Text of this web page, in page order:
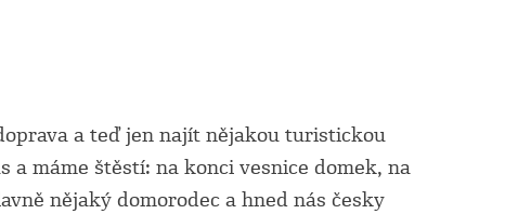
a teď jen najít nějakou turistickou
a máme štěstí: na konci vesnice domek, na
nějaký domorodec a hned nás česky